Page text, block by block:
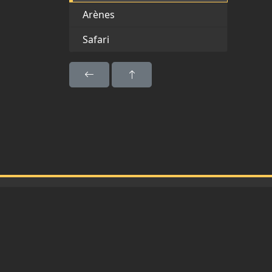
Arènes
Safari